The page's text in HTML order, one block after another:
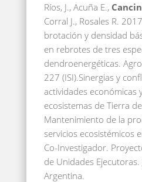
Ríos, J., Acuña E.,
Corral J., Rosales R.
brotación y densidad
en rebrotes de tres
dendroenergéticas.
227 (ISI).Sinergias y
actividades económicas
ecosistemas de Tierra
Mantenimiento de la
servicios ecosistémicos
Co-Investigador.
de Unidades Ejecutoras.
Argentina.